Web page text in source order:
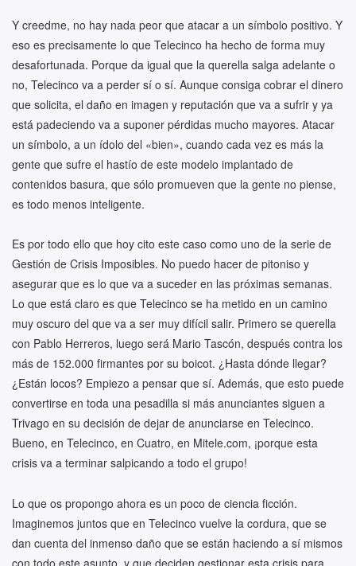
Y creedme, no hay nada peor que atacar a un símbolo positivo. Y
eso es precisamente lo que Telecinco ha hecho de forma muy
desafortunada. Porque da igual que la querella salga adelante o
no, Telecinco va a perder sí o sí. Aunque consiga cobrar el dinero
que solicita, el daño en imagen y reputación que va a sufrir y ya
está padeciendo va a suponer pérdidas mucho mayores. Atacar
un símbolo, a un ídolo del «bien», cuando cada vez es más la
gente que sufre el hastío de este modelo implantado de
contenidos basura, que sólo promueven que la gente no piense,
es todo menos inteligente.
Es por todo ello que hoy cito este caso como uno de la serie de
Gestión de Crisis Imposibles. No puedo hacer de pitoniso y
asegurar que es lo que va a suceder en las próximas semanas.
Lo que está claro es que Telecinco se ha metido en un camino
muy oscuro del que va a ser muy difícil salir. Primero se querella
con Pablo Herreros, luego será Mario Tascón, después contra los
más de 152.000 firmantes por su boicot. ¿Hasta dónde llegar?
¿Están locos? Empiezo a pensar que sí. Además, que esto puede
convertirse en toda una pesadilla si más anunciantes siguen a
Trivago en su decisión de dejar de anunciarse en Telecinco.
Bueno, en Telecinco, en Cuatro, en Mitele.com, ¡porque esta
crisis va a terminar salpicando a todo el grupo!
Lo que os propongo ahora es un poco de ciencia ficción.
Imaginemos juntos que en Telecinco vuelve la cordura, que se
dan cuenta del inmenso daño que se están haciendo a sí mismos
con todo este asunto, y que deciden gestionar esta crisis para